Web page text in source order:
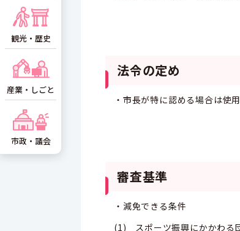
法令の定め
・市長が特に認める場合は使
審査基準
・減免できる条件
(1) スポーツ振興にかかわる
観光・歴史
産業・しごと
市政・議会